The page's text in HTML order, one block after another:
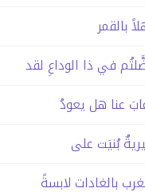
بالقمر
في ذا الوداعِ لقد
عنا هل يعودُ
بُنيَت على
بالغادات لابسةً